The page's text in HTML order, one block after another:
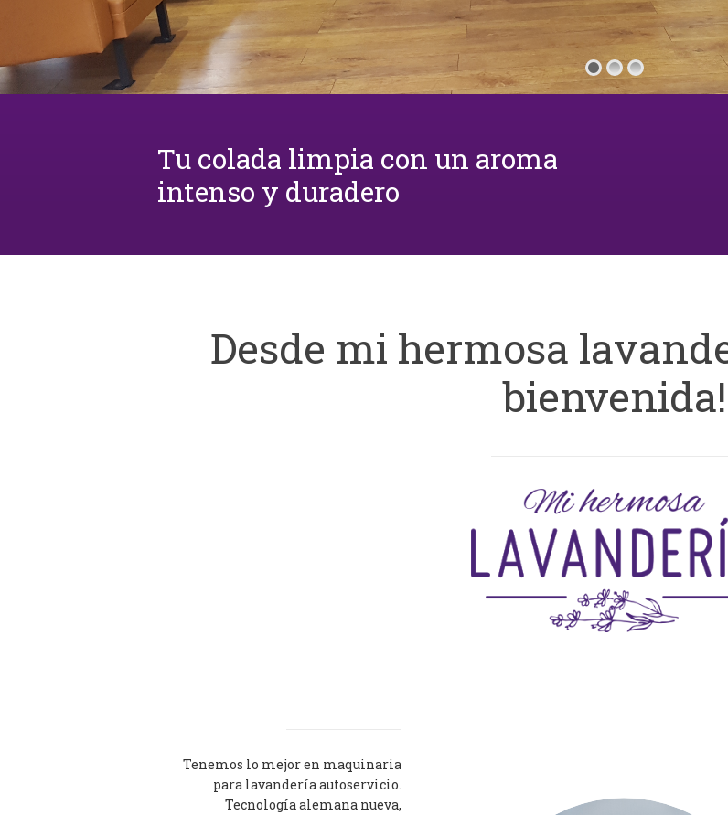
Tu colada limpia con un aroma
intenso y duradero
Desde mi hermosa
bienvenida!
Tenemos lo mejor en maquinaria
para lavandería autoservicio.
Tecnología alemana nueva,